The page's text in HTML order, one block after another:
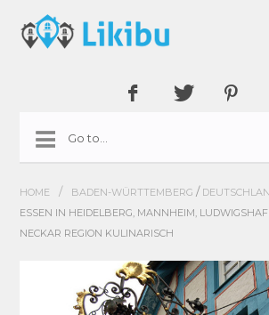
HOME / BADEN-WÜRTTEMBERG /
ESSEN IN HEIDELBERG, MANNHEIM,
NECKAR REGION KULINARISCH